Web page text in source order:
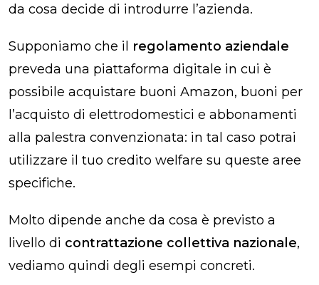
da cosa decide di introdurre l’azienda.
Supponiamo che il
regolamento aziendale
preveda una piattaforma digitale in cui è
possibile acquistare buoni Amazon, buoni per
l’acquisto di elettrodomestici e abbonamenti
alla palestra convenzionata: in tal caso potrai
utilizzare il tuo credito welfare su queste aree
specifiche.
Molto dipende anche da cosa è previsto a
livello di contrattazione collettiva nazionale,
vediamo quindi degli esempi concreti.